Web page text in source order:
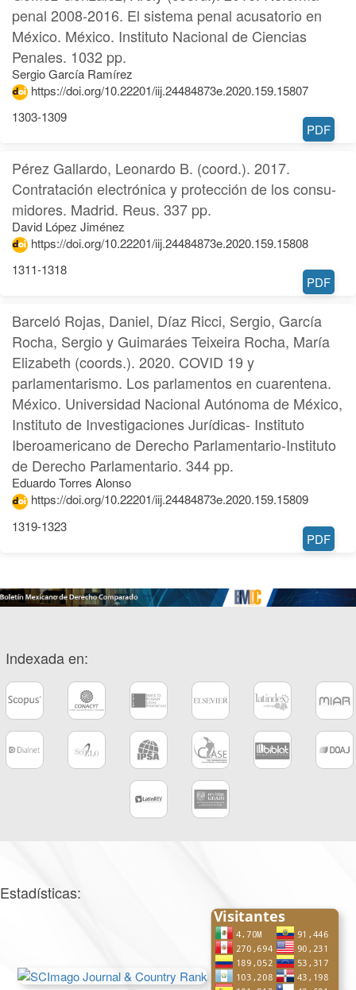
penal 2008-2016. El sistema penal acusatorio en
México. México. Instituto Nacional de Ciencias
Penales. 1032 pp.
Sergio García Ramírez
https://doi.org/10.22201/iij.24484873e.2020.159.15807
1303-1309
PDF
Pérez Gallardo, Leonardo B. (coord.). 2017.
Contratación electrónica y protección de los consu-
midores. Madrid. Reus. 337 pp.
David López Jiménez
https://doi.org/10.22201/iij.24484873e.2020.159.15808
1311-1318
PDF
Barceló Rojas, Daniel, Díaz Ricci, Sergio, García
Rocha, Sergio y Guimaráes Teixeira Rocha, María
Elizabeth (coords.). 2020. COVID 19 y
parlamentarismo. Los parlamentos en cuarentena.
México. Universidad Nacional Autónoma de México,
Instituto de Investigaciones Jurídicas- Instituto
Iberoamericano de Derecho Parlamentario-Instituto
de Derecho Parlamentario. 344 pp.
Eduardo Torres Alonso
https://doi.org/10.22201/iij.24484873e.2020.159.15809
1319-1323
PDF
Indexada en:
Estadísticas: